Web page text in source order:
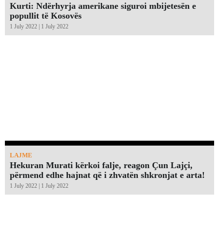
Kurti: Ndërhyrja amerikane siguroi mbijetesën e
popullit të Kosovës
1 July 2022 | 1 July 2022
LAJME
Hekuran Murati kërkoi falje, reagon Çun Lajçi,
përmend edhe hajnat që i zhvatën shkronjat e arta!￼
1 July 2022 | 1 July 2022